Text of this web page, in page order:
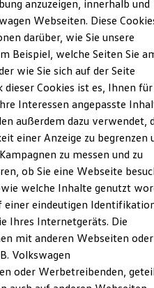
Modelle
und Updates
Ihrem ID.
Dormagen
07:30-18:00 Uhr
09:00- 13:00 Uhr
Geschlossen
anzuzeigen, innerhalb und
Webseiten. Diese
darüber, wie Sie unsere
Beispiel, welche Seiten Sie
wie Sie sich auf der Seite
dieser Cookies ist es, Ihnen für
Interessen angepasste
außerdem dazu verwendet,
einer Anzeige zu begrenzen
zu messen und zu
ob Sie eine Webseite
welche Inhalte genutzt
einer eindeutigen
Ihres Internetgeräts. Die
mit anderen Webseiten oder
Volkswagen
oder Werbetreibenden,